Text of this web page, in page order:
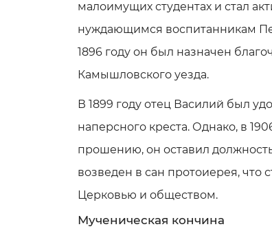
малоимущих студентах и стал
нуждающимся воспитанникам
1896 году он был назначен
Камышловского уезда.
В 1899 году отец Василий был
наперсного креста. Однако, в
прошению, он оставил
возведен в сан протоиерея, что
Церковью и обществом.
Мученическая кончина